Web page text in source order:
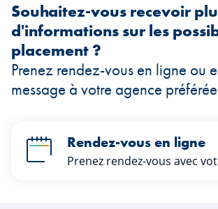
Souhaitez-vous recevoir
d'informations sur les
placement ?
Prenez rendez-vous en ligne ou
message à votre agence préférée
Rendez-vous en ligne
Prenez rendez-vous avec